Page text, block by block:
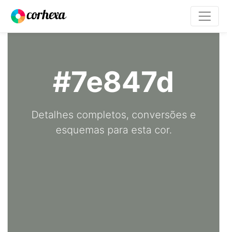
#7e847d
Detalhes completos, conversões e
esquemas para esta cor.